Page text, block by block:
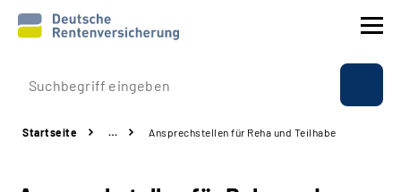
Prävention
Startseite … Ansprechstellen für Reha und Teilhabe